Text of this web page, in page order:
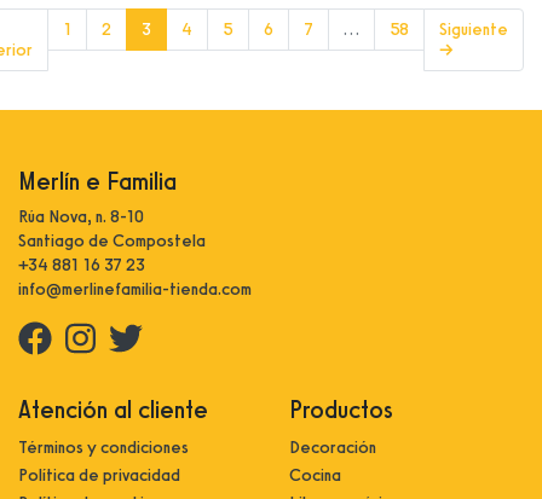
1 2 3(current)
4 5 6 7 … 58
Siguiente
→
Merlín e Familia
Rúa Nova, n. 8-10
Santiago de Compostela
+34 881 16 37 23
info@merlinefamilia-tienda.com
Atención al cliente
Términos y condiciones
Política de privacidad
Productos
Decoración
Cocina